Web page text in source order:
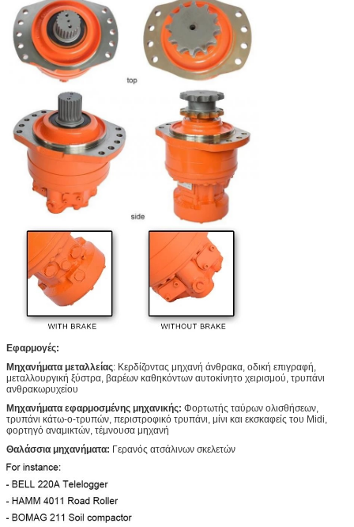
Εφαρμογές:
Μηχανήματα μεταλλείας: Κερδίζοντας μηχανή άνθρακα, οδική επιγραφή
μεταλλουργική ξύστρα βαρέων καθηκόντων αυτοκίνητο χειρισμού τρυπάνι
ανθρακωρυχείου
Μηχανήματα εφαρμοσμένης μηχανικής: Φορτωτής ταύρων ολισθήσεων
τρυπάνι κάτω-ο-τρυπών περιστροφικό τρυπάνι μίνι και εκσκαφείς του Midi
φορτηγό αναμικτών, τέμνουσα μηχανή
Θαλάσσια μηχανήματα: Γερανός ατσάλινων σκελετών